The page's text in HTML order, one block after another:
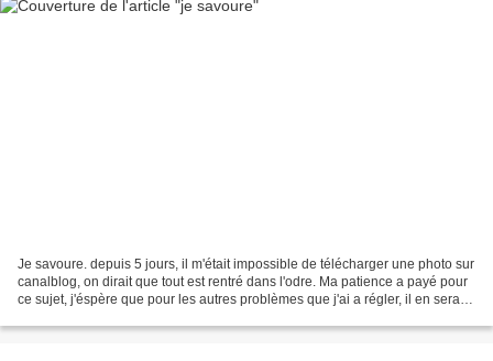
Je savoure. depuis 5 jours, il m'était impossible de télécharger une photo sur
canalblog, on dirait que tout est rentré dans l'odre. Ma patience a payé pour
ce sujet, j'éspère que pour les autres problèmes que j'ai a régler, il en sera